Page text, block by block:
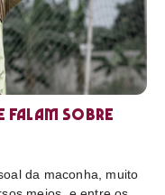
falam sobre
da maconha, muito